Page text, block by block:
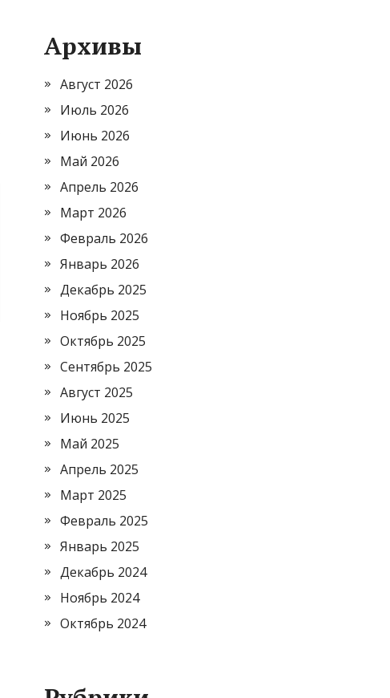
Архивы
Август 2026
Июль 2026
Июнь 2026
Май 2026
Апрель 2026
Март 2026
Февраль 2026
Январь 2026
Декабрь 2025
Ноябрь 2025
Октябрь 2025
Сентябрь 2025
Август 2025
Июнь 2025
Май 2025
Апрель 2025
Март 2025
Февраль 2025
Январь 2025
Декабрь 2024
Ноябрь 2024
Октябрь 2024